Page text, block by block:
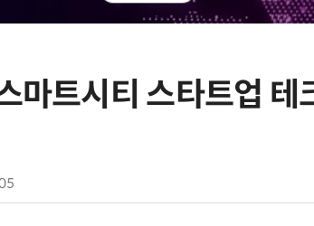
마트시티 스타트업 테